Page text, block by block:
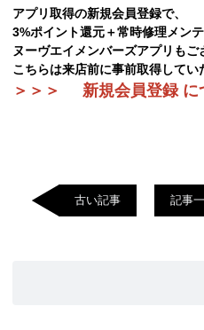
アプリ取得の新規会員登録で、
3%ポイント還元＋常時修理メン
ヌーヴエイメンバーズアプリもご
こちらは来店前に事前取得してい
＞＞＞ 新規会員登録 に
古い記事 記事